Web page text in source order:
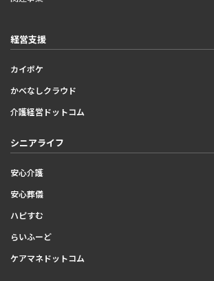
経営支援
カイポケ
かべなしクラウド
介護経営ドットコム
シニアライフ
安心介護
安心葬儀
ハピすむ
らいふーど
ケアマネドットコム